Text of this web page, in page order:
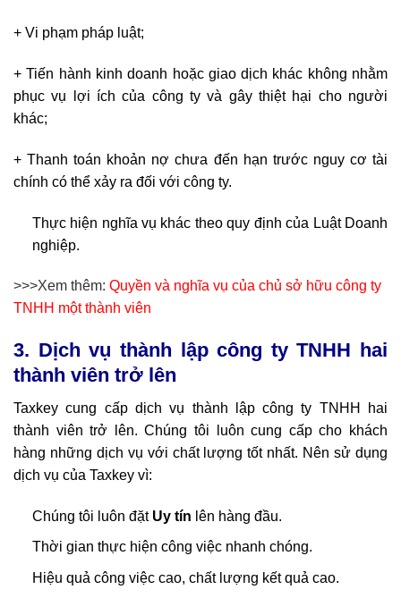
+ Vi phạm pháp luật;
+ Tiến hành kinh doanh hoặc giao dịch khác không nhằm
phục vụ lợi ích của công ty và gây thiệt hại cho người
khác;
+ Thanh toán khoản nợ chưa đến hạn trước nguy cơ tài
chính có thể xảy ra đối với công ty.
Thực hiện nghĩa vụ khác theo quy định của Luật Doanh
nghiệp.
>>>Xem thêm: Quyền và nghĩa vụ của chủ sở hữu công ty
TNHH một thành viên
3. Dịch vụ thành lập công ty TNHH hai
thành viên trở lên
Taxkey cung cấp dịch vụ thành lập công ty TNHH hai
thành viên trở lên. Chúng tôi luôn cung cấp cho khách
hàng những dịch vụ với chất lượng tốt nhất. Nên sử dụng
dịch vụ của Taxkey vì:
Chúng tôi luôn đặt Uy tín lên hàng đầu.
Thời gian thực hiện công việc nhanh chóng.
Hiệu quả công việc cao, chất lượng kết quả cao.